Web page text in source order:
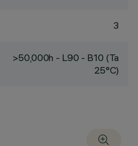
3
>50,000h - L90 - B10 (Ta
25°C)